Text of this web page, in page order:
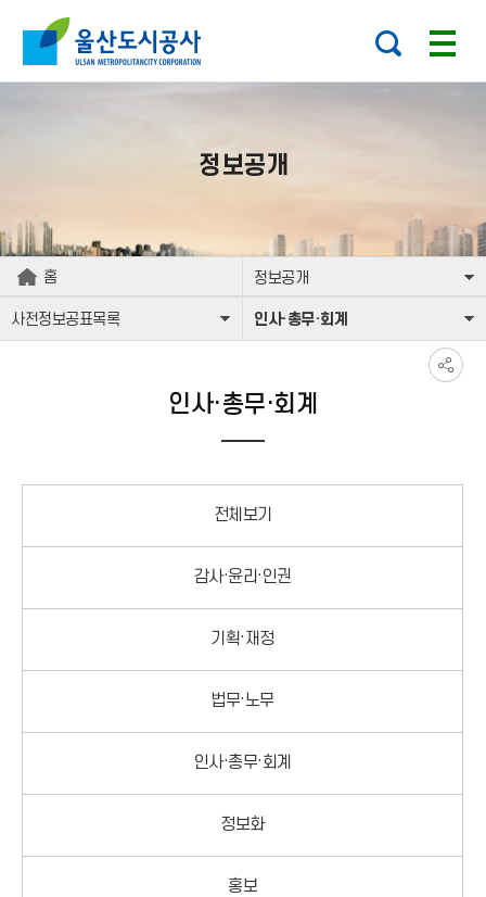
본문으로가기
주요 메뉴로 건너뛰기
정보공개
홈 정보공개
사전정보공표목록 인사·총무·회계
인사·총무·회계
전체보기
감사·윤리·인권
기획·재정
법무·노무
인사·총무·회계
정보화
홍보